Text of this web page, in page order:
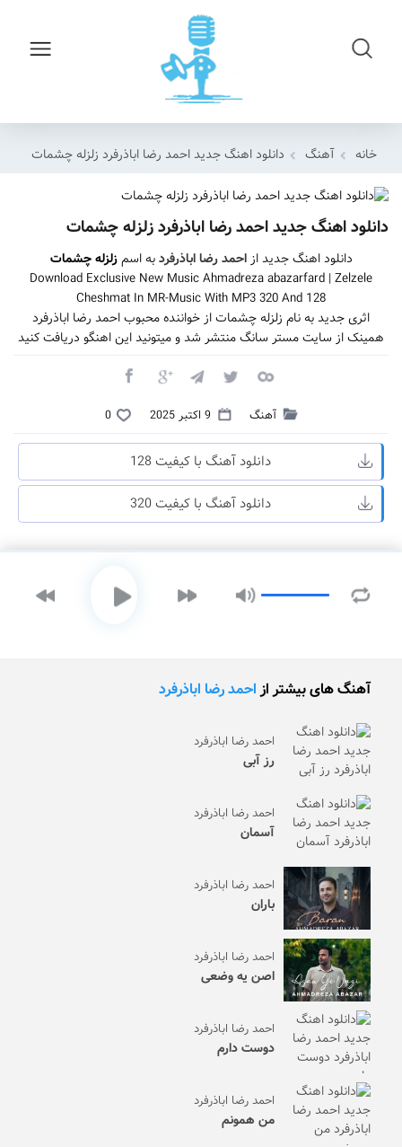
خانه آهنگ دانلود اهنگ جدید احمد رضا اباذرفرد زلزله چشمات
دانلود اهنگ جدید احمد رضا اباذرفرد زلزله چشمات
دانلود اهنگ جدید ازاحمد رضا اباذرفردبه اسمزلزله چشمات
Download Exclusive New Music Ahmadreza abazarfard | Zelzele
Cheshmat In MR-Music With MP3 320 And 128
اثری جدید به نام زلزله چشمات از خواننده محبوب احمد رضا اباذرفرد
همینک از سایت مستر سانگ منتشر شد و میتونید این اهنگو دریافت کنید
آهنگ 9 اکتبر 2025 0
دانلود آهنگ با کیفیت 128
دانلود آهنگ با کیفیت 320
آهنگ های بیشتر ازاحمد رضا اباذرفرد
احمد رضا اباذرفرد
رز آبی
احمد رضا اباذرفرد
آسمان
احمد رضا اباذرفرد
باران
احمد رضا اباذرفرد
اصن یه وضعی
احمد رضا اباذرفرد
دوست دارم
احمد رضا اباذرفرد
من همونم